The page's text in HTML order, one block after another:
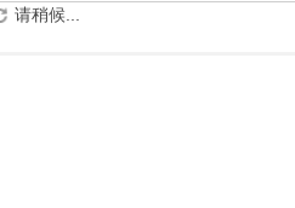
请稍候...